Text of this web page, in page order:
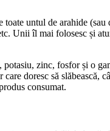
untul de arahide (sau
Unii îl mai folosesc și
zinc, fosfor și o
doresc să slăbească,
consumat.